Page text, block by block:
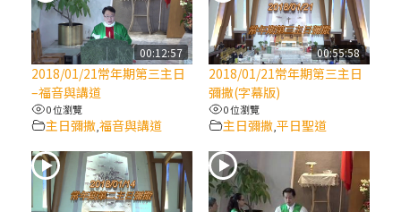
(2)黃敏正主教帶你做「四旬期避靜」—【逾
越的智慧】：七項齋戒的意義與益處
【信仰之旅】第九集：「如果你的痛苦比快
樂多」—歐義明神父 / 應芝莉老師
(1)黃敏正主教帶你做「四旬期避靜」—【逾
越的智慧】：聖方濟的靈修，「不占為己
有」
00:12:57
2018/01/21常年期第三主日
–福音與講道
0 位瀏覽
主日彌撒 ,福音與講道
00:55:58
2018/01/21常年期第三主日
彌撒(字幕版)
0 位瀏覽
主日彌撒, 平日聖道